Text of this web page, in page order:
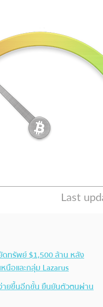
ทรัพย์ $1,500 ล้าน หลัง
นือและกลุ่ม Lazarus
ยขึ้นอีกขั้น ยืนยันตัวตนผ่าน